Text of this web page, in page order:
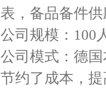
表，备品备件
公司规模：100
公司模式：德
节约了成本，